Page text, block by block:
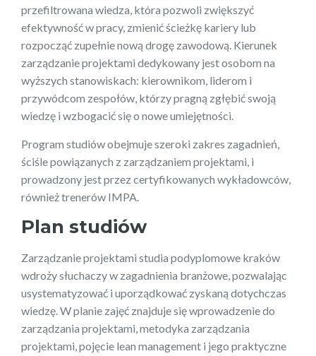
przefiltrowana wiedza, która pozwoli zwiększyć
efektywność w pracy, zmienić ścieżkę kariery lub
rozpocząć zupełnie nową drogę zawodową. Kierunek
zarządzanie projektami dedykowany jest osobom na
wyższych stanowiskach: kierownikom, liderom i
przywódcom zespołów, którzy pragną zgłębić swoją
wiedzę i wzbogacić się o nowe umiejętności.
Program studiów obejmuje szeroki zakres zagadnień,
ściśle powiązanych z zarządzaniem projektami, i
prowadzony jest przez certyfikowanych wykładowców,
również trenerów IMPA.
Plan studiów
Zarządzanie projektami studia podyplomowe kraków
wdroży słuchaczy w zagadnienia branżowe, pozwalając
usystematyzować i uporządkować zyskaną dotychczas
wiedzę. W planie zajęć znajduje się wprowadzenie do
zarządzania projektami, metodyka zarządzania
projektami, pojęcie lean management i jego praktyczne